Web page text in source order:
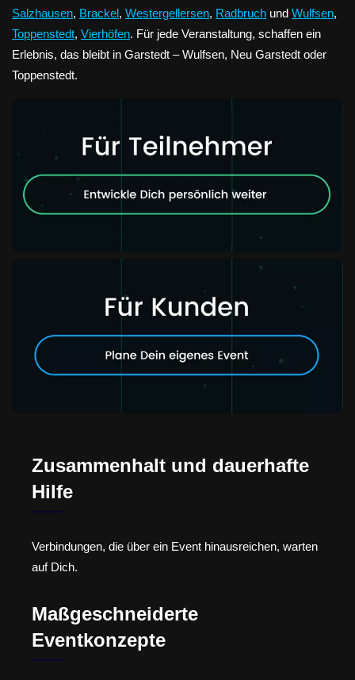
Salzhausen, Brackel, Westergellersen, Radbruch und Wulfsen,
Toppenstedt, Vierhöfen. Für jede Veranstaltung, schaffen ein
Erlebnis, das bleibt in Garstedt – Wulfsen, Neu Garstedt oder
Toppenstedt.
Zusammenhalt und dauerhafte
Hilfe
Verbindungen, die über ein Event hinausreichen, warten
auf Dich.
Maßgeschneiderte
Eventkonzepte